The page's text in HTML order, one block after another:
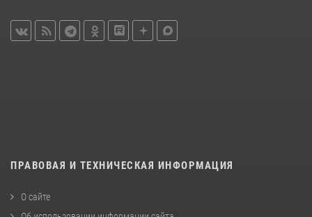
ПРАВОВАЯ И ТЕХНИЧЕСКАЯ ИНФОРМАЦИЯ
О сайте